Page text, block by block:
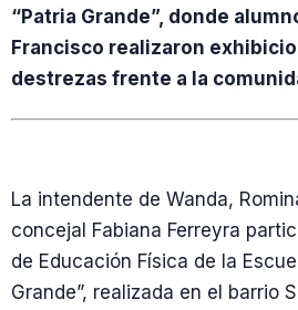
“Patria Grande”, donde
Francisco realizaron
destrezas frente a la
La intendente de Wanda,
concejal Fabiana Ferreyra
de Educación Física de la
Grande”, realizada en el barrio